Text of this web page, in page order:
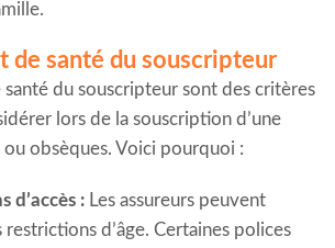
de santé du souscripteur
santé du souscripteur sont des critères
lors de la souscription d’une
ou obsèques. Voici pourquoi :
d’accès : Les assureurs peuvent
restrictions d’âge. Certaines polices